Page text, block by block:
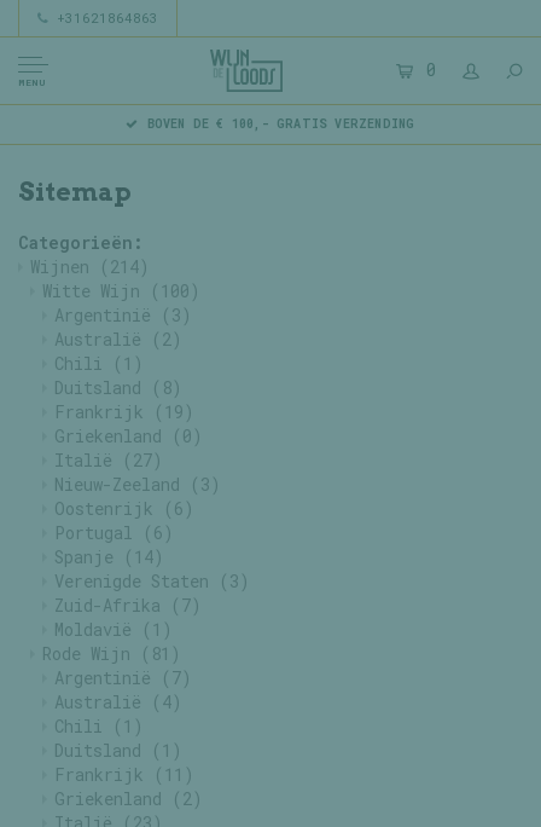
+31621864863
MENU
0
BOVEN DE € 100,- GRATIS VERZENDING
Sitemap
Categorieën:
Wijnen
(214)
Witte Wijn
(100)
Argentinië
(3)
Australië
(2)
Chili
(1)
Duitsland
(8)
Frankrijk
(19)
Griekenland
(0)
Italië
(27)
Nieuw-Zeeland
(3)
Oostenrijk
(6)
Portugal
(6)
Spanje
(14)
Verenigde Staten
(3)
Zuid-Afrika
(7)
Moldavië
(1)
Rode Wijn
(81)
Argentinië
(7)
Australië
(4)
Chili
(1)
Duitsland
(1)
Frankrijk
(11)
Griekenland
(2)